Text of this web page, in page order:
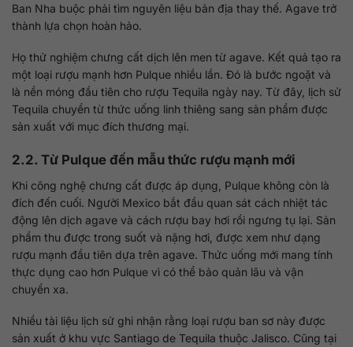
Ban Nha buộc phải tìm nguyên liệu bản địa thay thế. Agave trở
thành lựa chọn hoàn hảo.
Họ thử nghiệm chưng cất dịch lên men từ agave. Kết quả tạo ra
một loại rượu mạnh hơn Pulque nhiều lần. Đó là bước ngoặt và
là nền móng đầu tiên cho rượu Tequila ngày nay. Từ đây, lịch sử
Tequila chuyển từ thức uống linh thiêng sang sản phẩm được
sản xuất với mục đích thương mại.
2.2. Từ Pulque đến mẫu thức rượu mạnh mới
Khi công nghệ chưng cất được áp dụng, Pulque không còn là
đích đến cuối. Người Mexico bắt đầu quan sát cách nhiệt tác
động lên dịch agave và cách rượu bay hơi rồi ngưng tụ lại. Sản
phẩm thu được trong suốt và nặng hơi, được xem như dạng
rượu mạnh đầu tiên dựa trên agave. Thức uống mới mang tính
thực dụng cao hơn Pulque vì có thể bảo quản lâu và vận
chuyển xa.
Nhiều tài liệu lịch sử ghi nhận rằng loại rượu ban sơ này được
sản xuất ở khu vực Santiago de Tequila thuộc Jalisco. Cũng tại